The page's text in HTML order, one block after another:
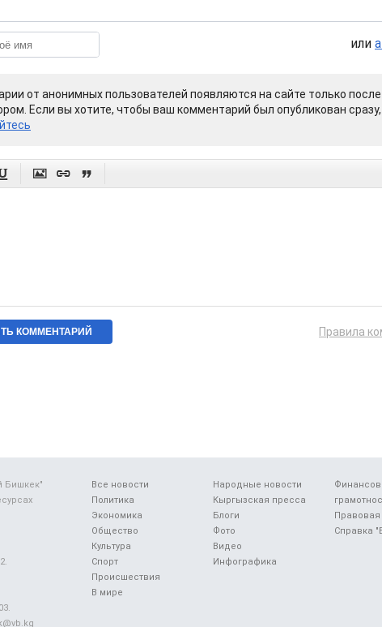
или
от анонимных пользователей появляются на сайте только
Если вы хотите, чтобы ваш комментарий был опубликован сразу,
  
Правила
Все новости
Политика
Экономика
Общество
Культура
Спорт
Происшествия
В мире
Народные новости
Кыргызская пресса
Блоги
Фото
Видео
Инфографика
Правовая
Справка
Бишкек"